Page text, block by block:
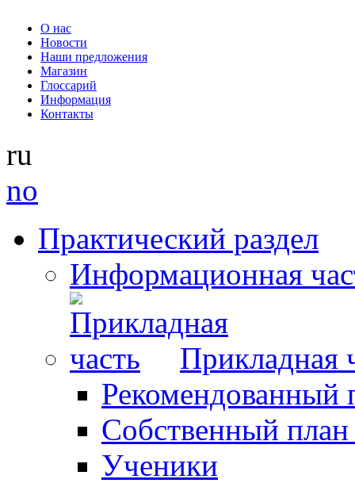
О нас
Новости
Наши предложения
Магазин
Глоссарий
Информация
Контакты
ru
no
Практический раздел
Информационная
Прикладная
Рекомендованный
Собственный
Ученики